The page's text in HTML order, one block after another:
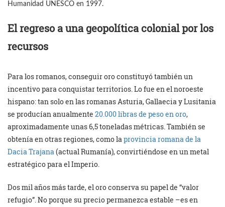
Humanidad UNESCO en 1997.
El regreso a una geopolítica colonial por los
recursos
Para los romanos, conseguir oro constituyó también un
incentivo para conquistar territorios. Lo fue en el noroeste
hispano: tan solo en las romanas Asturia, Gallaecia y Lusitania
se producían anualmente 20.000 libras de peso en oro,
aproximadamente unas 6,5 toneladas métricas. También se
obtenía en otras regiones, como laprovincia romana de la
Dacia Trajana(actual Rumanía), convirtiéndose en un metal
estratégico para el Imperio.
Dos mil años más tarde, el oro conserva su papel de “valor
refugio”. No porque su precio permanezca estable –es en